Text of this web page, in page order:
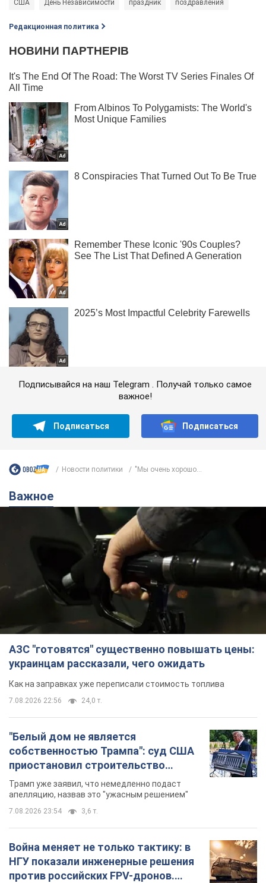
США День Независимости праздник поздравления
Редакционная политика
Подписывайся на наш Telegram . Получай только самое
важное!
Подписаться Подписаться
Новости политики "Мы очень хорошо...
Важное
АЗС "готовятся" существенно повышать цены:
украинцам рассказали, чего ожидать
Как на заправках уже переписали стоимость топлива
7.08.2026 22:56 24,0 т.
"Белый дом не является
собственностью Трампа": суд США
приостановил строительство
бального зала стоимостью 400 млн
долларов
Трамп уже заявил, что немедленно подаст
апелляцию, назвав это "ужасным решением"
7.08.2026 23:54 3,6 т.
Война меняет не только тактику: в
НГУ показали инженерные решения
против российских FPV-дронов.